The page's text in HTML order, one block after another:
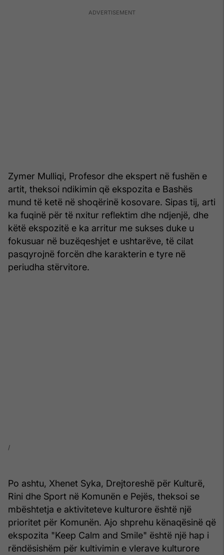
Zymer Mulliqi, Profesor dhe ekspert në fushën e
artit, theksoi ndikimin që ekspozita e Bashës
mund të ketë në shoqërinë kosovare. Sipas tij, arti
ka fuqinë për të nxitur reflektim dhe ndjenjë, dhe
këtë ekspozitë e ka arritur me sukses duke u
fokusuar në buzëqeshjet e ushtarëve, të cilat
pasqyrojnë forcën dhe karakterin e tyre në
periudha stërvitore.
Po ashtu, Xhenet Syka, Drejtoreshë për Kulturë,
Rini dhe Sport në Komunën e Pejës, theksoi se
mbështetja e aktiviteteve kulturore është një
prioritet për Komunën. Ajo shprehu kënaqësinë që
ekspozita "Keep Calm and Smile" është një hap i
rëndësishëm për kultivimin e vlerave kulturore